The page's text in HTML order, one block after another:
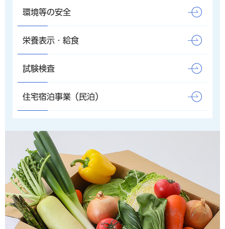
環境等の安全
栄養表示・給食
試験検査
住宅宿泊事業（民泊）